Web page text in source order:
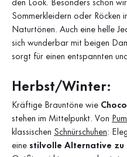
den Look. Besonders schön
Sommerkleidern oder Röcken
Naturtönen. Auch eine helle
sich wunderbar mit beigen
sorgt für einen entspannten
Herbst/Winter:
Kräftige Brauntöne wie
stehen im Mittelpunkt. Von
klassischen Schnürschuhen:
eine stilvolle Alternative zu